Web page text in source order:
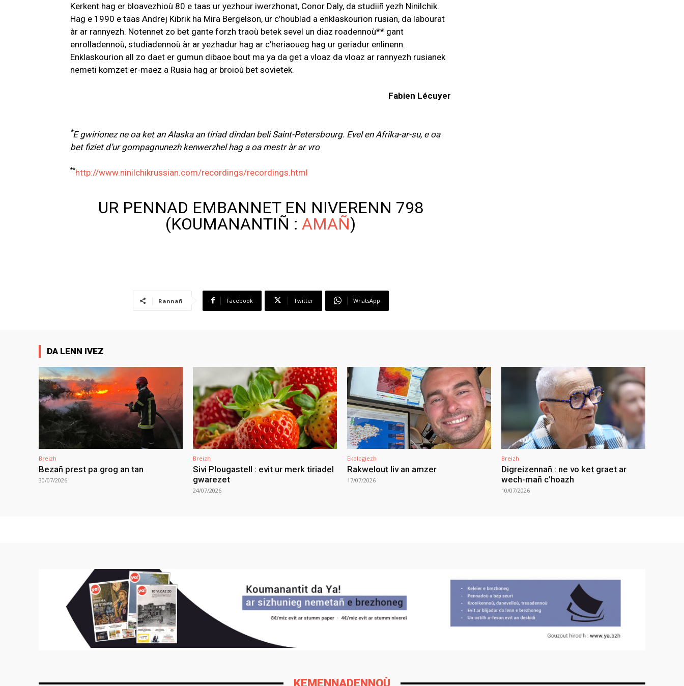
Kerkent hag er bloavezhioù 80 e taas ur yezhour iwerzhonat, Conor Daly, da studiiñ yezh Ninilchik.
Hag e 1990 e taas Andrej Kibrik ha Mira Bergelson, ur c’houblad a enklaskourion rusian, da labourat
àr ar rannyezh. Notennet zo bet gante forzh traoù betek sevel un diaz roadennoù** gant
enrolladennoù, studiadennoù àr ar yezhadur hag ar c’heriaoueg hag ur geriadur enlinenn.
Enklaskourion all zo daet er gumun dibaoe bout ma ya da get a vloaz da vloaz ar rannyezh rusianek
nemeti komzet er-maez a Rusia hag ar broioù bet sovietek.
Fabien Lécuyer
*E gwirionez ne oa ket an Alaska an tiriad dindan beli Saint-Petersbourg. Evel en Afrika-ar-su, e oa
bet fiziet d’ur gompagnunezh kenwerzhel hag a oa mestr àr ar vro
**http://www.ninilchikrussian.com/recordings/recordings.html
UR PENNAD EMBANNET EN NIVERENN 798
(KOUMANANTIÑ : AMAÑ)
Rannañ Facebook Twitter WhatsApp
DA LENN IVEZ
Breizh
Bezañ prest pa grog an tan
30/07/2026
Breizh
Sivi Plougastell : evit ur merk tiriadel
gwarezet
24/07/2026
Ekologiezh
Rakwelout liv an amzer
17/07/2026
Breizh
Digreizennañ : ne vo ket graet ar
wech-mañ c’hoazh
10/07/2026
KEMENNADENNOÙ